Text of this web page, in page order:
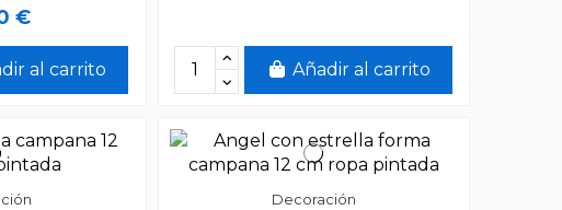
€
al carrito Añadir al carrito
Decoración